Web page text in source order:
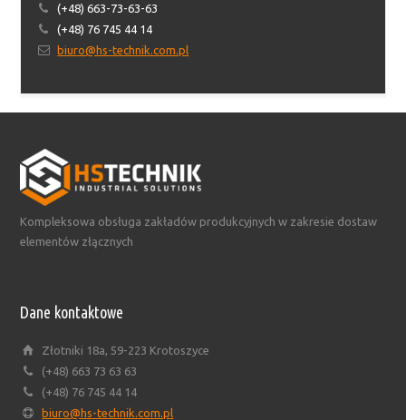
(+48) 663-73-63-63
(+48) 76 745 44 14
biuro@hs-technik.com.pl
Kompleksowa obsługa zakładów produkcyjnych w zakresie dostaw
elementów złącznych
Dane kontaktowe
Złotniki 18a, 59-223 Krotoszyce
(+48) 663 73 63 63
(+48) 76 745 44 14
biuro@hs-technik.com.pl